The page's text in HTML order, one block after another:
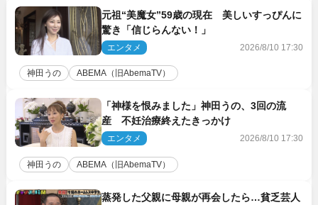
元祖“美魔女”59歳の現在 美しいすっぴんに
驚き「信じらんない！」
エンタメ 2026/8/10 17:30
神田うの ABEMA（旧AbemaTV）
「神様を恨みました」神田うの、3回の流
産 不妊治療終えたきっかけ
エンタメ 2026/8/10 17:30
神田うの ABEMA（旧AbemaTV）
蒸発した父親に母親が再会したら…貧乏芸人